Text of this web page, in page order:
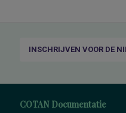
COTAN Documentatie